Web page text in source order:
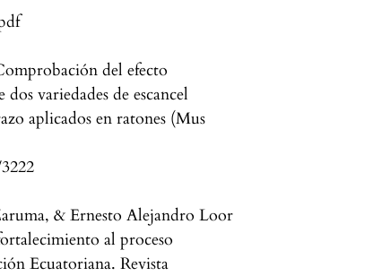
del efecto
variedades de escancel
aplicados en ratones (Mus
& Ernesto Alejandro Loor
al proceso
Ecuatoriana. Revista